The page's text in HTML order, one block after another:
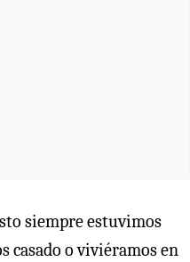
siempre estuvimos
casado o viviéramos en